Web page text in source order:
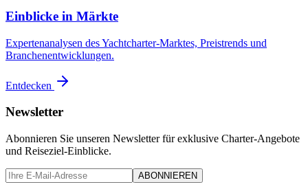
Einblicke in Märkte
Expertenanalysen des Yachtcharter-Marktes, Preistrends und
Branchenentwicklungen.
Entdecken
Newsletter
Abonnieren Sie unseren Newsletter für exklusive Charter-Angebote
und Reiseziel-Einblicke.
ABONNIEREN